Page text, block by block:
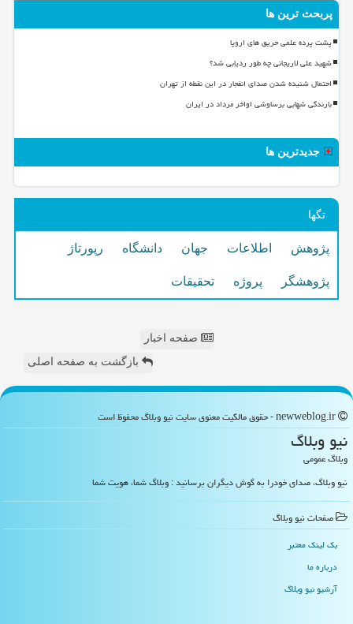
پربحث ترین ها
پشت پرده علمی حریق های اروپا
شهید علی لاریجانی چه طور ردیابی شد؟
احتمال شنیده شدن صدای انفجار در این نقطه از تهران
بارندگی شهابی برساوشی اواخر مرداد در ایران
جدیدترین ها
تگها
پژوهش اطلاعات جهان دانشگاه رپورتاژ
پژوهشگر پروژه تحقیقات
صفحه اخبار
بازگشت به صفحه اصلی
نیو وبلاگ
وبلاگ عمومی
نیو وبلاگ، صدای خودرا به گوش دیگران برسانید : وبلاگ شما، هویت شما
صفحات نیو وبلاگ
بک لینک معتبر
درباره ما
آرشیو نیو وبلاگ